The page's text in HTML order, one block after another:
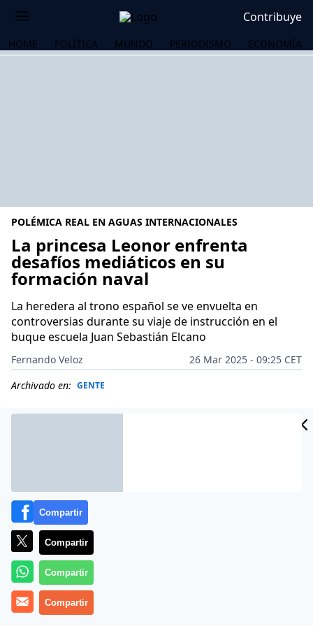
Contribuye
HOME POLÍTICA MUNDO PERIODISMO ECONOMÍA
POLÉMICA REAL EN AGUAS INTERNACIONALES
La princesa Leonor enfrenta
desafíos mediáticos en su
formación naval
La heredera al trono español se ve envuelta en
controversias durante su viaje de instrucción en el
buque escuela Juan Sebastián Elcano
Fernando Veloz
26 Mar 2025 - 09:25 CET
Archivado en: GENTE
Más información
Compartir
Compartir
Compartir
Compartir